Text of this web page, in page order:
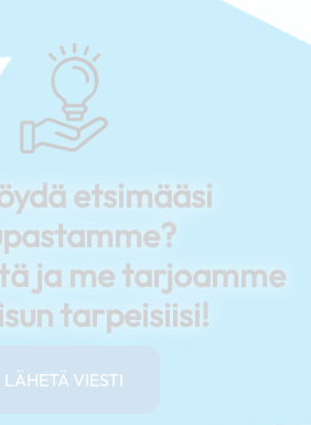
etsimääsi
ja me tarjoamme
tarpeisiisi!
LÄHETÄ VIESTI